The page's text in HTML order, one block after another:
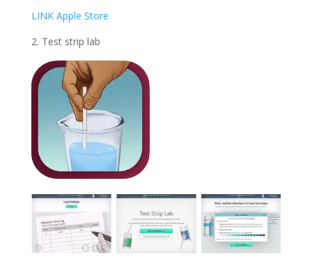
LINK Apple Store
2. Test strip lab